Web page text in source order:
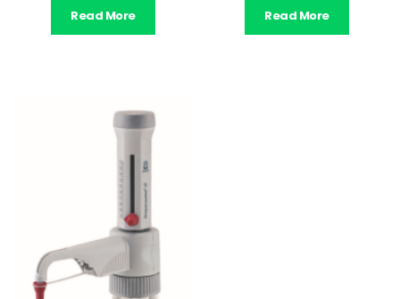
Read More Read More